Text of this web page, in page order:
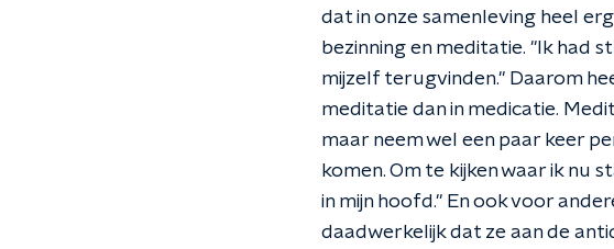
dat in onze samenleving heel
bezinning en meditatie. "Ik had
mijzelf terugvinden." Daarom
meditatie dan in medicatie.
maar neem wel een paar keer
komen. Om te kijken waar ik nu
in mijn hoofd." En ook voor
daadwerkelijk dat ze aan de